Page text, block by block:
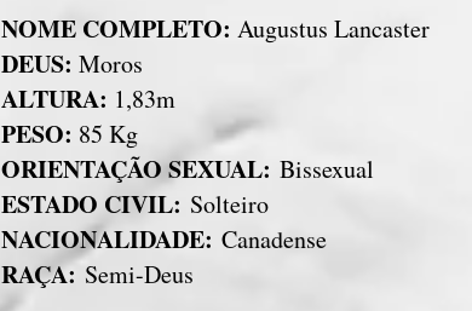
NOME COMPLETO: Augustus Lancaster
DEUS: Moros
ALTURA: 1,83m
PESO: 85 Kg
ORIENTAÇÃO SEXUAL: Bissexual
ESTADO CIVIL: Solteiro
NACIONALIDADE: Canadense
RAÇA: Semi-Deus